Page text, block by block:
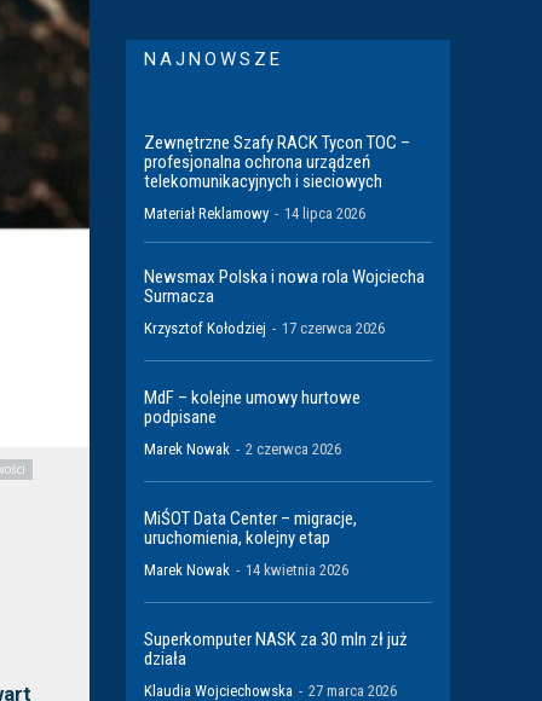
NAJNOWSZE
Zewnętrzne Szafy RACK Tycon TOC –
profesjonalna ochrona urządzeń
telekomunikacyjnych i sieciowych
Materiał Reklamowy - 14 lipca 2026
Newsmax Polska i nowa rola Wojciecha
Surmacza
Krzysztof Kołodziej - 17 czerwca 2026
MdF – kolejne umowy hurtowe
podpisane
Marek Nowak - 2 czerwca 2026
MiŚOT Data Center – migracje,
uruchomienia, kolejny etap
Marek Nowak - 14 kwietnia 2026
Superkomputer NASK za 30 mln zł już
działa
Klaudia Wojciechowska - 27 marca 2026